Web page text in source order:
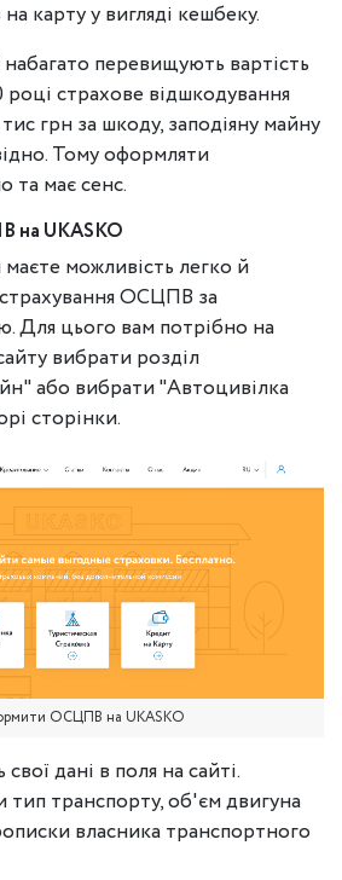
карту у вигляді кешбеку.
перевищують вартість
році страхове відшкодування
грн за шкоду, заподіяну майну
Тому оформляти
та має сенс.
на UKASKO
можливість легко й
ОСЦПВ за
Для цього вам потрібно на
вибрати розділ
або вибрати "Автоцивілка
сторінки.
ОСЦПВ на UKASKO
дані в поля на сайті.
транспорту, об'єм двигуна
власника транспортного